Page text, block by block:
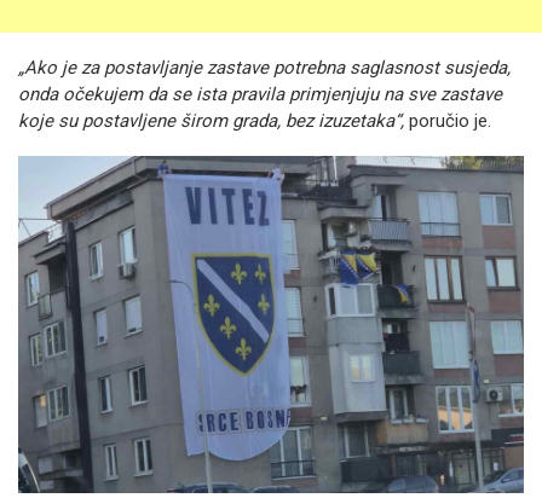
„Ako je za postavljanje zastave potrebna saglasnost susjeda,
onda očekujem da se ista pravila primjenjuju na sve zastave
koje su postavljene širom grada, bez izuzetaka“, poručio je.